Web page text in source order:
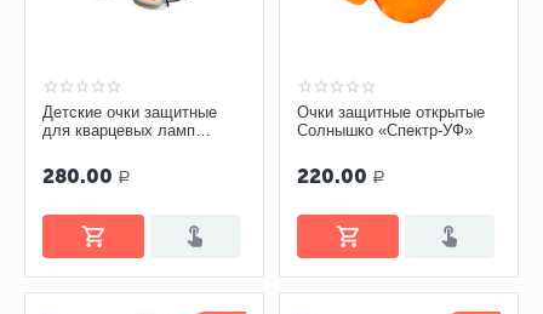
Детские очки защитные
для кварцевых ламп
280.00 Р
Очки защитные открытые
Солнышко «Спектр-УФ»
220.00 Р